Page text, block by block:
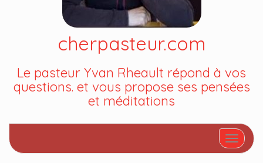
cherpasteur.com
Le pasteur Yvan Rheault répond à vos
questions. et vous propose ses pensées
et méditations
Afficher/